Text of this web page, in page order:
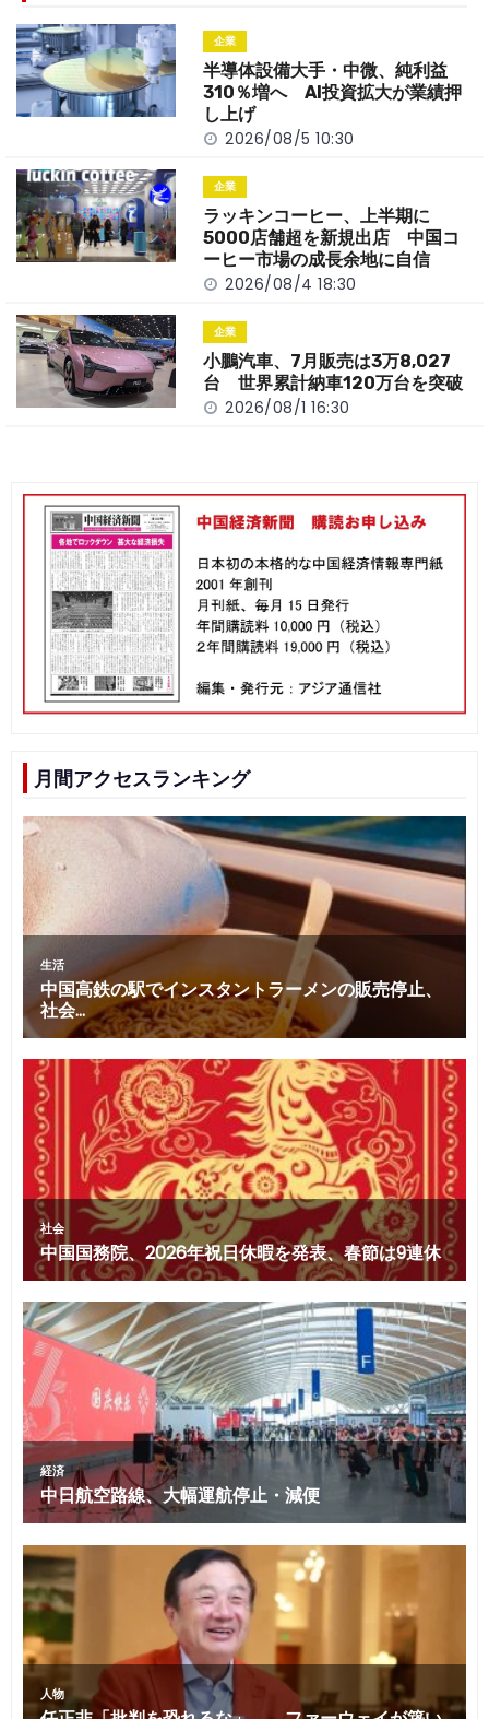
o
o
k
n
k
企業
半導体設備大手・中微、純利益
310％増へ AI投資拡大が業績押
し上げ
2026/08/5 10:30
企業
ラッキンコーヒー、上半期に
5000店舗超を新規出店 中国コ
ーヒー市場の成長余地に自信
2026/08/4 18:30
企業
小鵬汽車、7月販売は3万8,027
台 世界累計納車120万台を突破
2026/08/1 16:30
月間アクセスランキング